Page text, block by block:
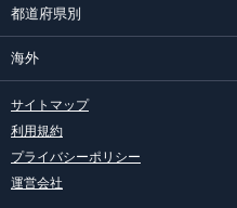
都道府県別
海外
サイトマップ
利用規約
プライバシーポリシー
運営会社